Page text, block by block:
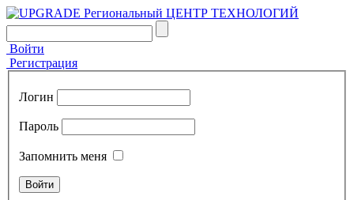
Войти
Регистрация
Логин
Пароль
Запомнить меня